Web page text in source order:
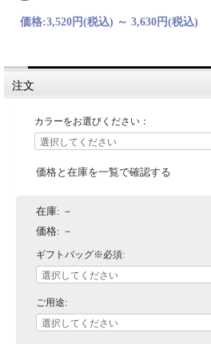
価格:3,520円(税込) ～ 3,630円(税込)
注文
カラーをお選びください：
価格と在庫を一覧で確認する
在庫: －
価格: －
ギフトバッグ※必須:
ご用途: